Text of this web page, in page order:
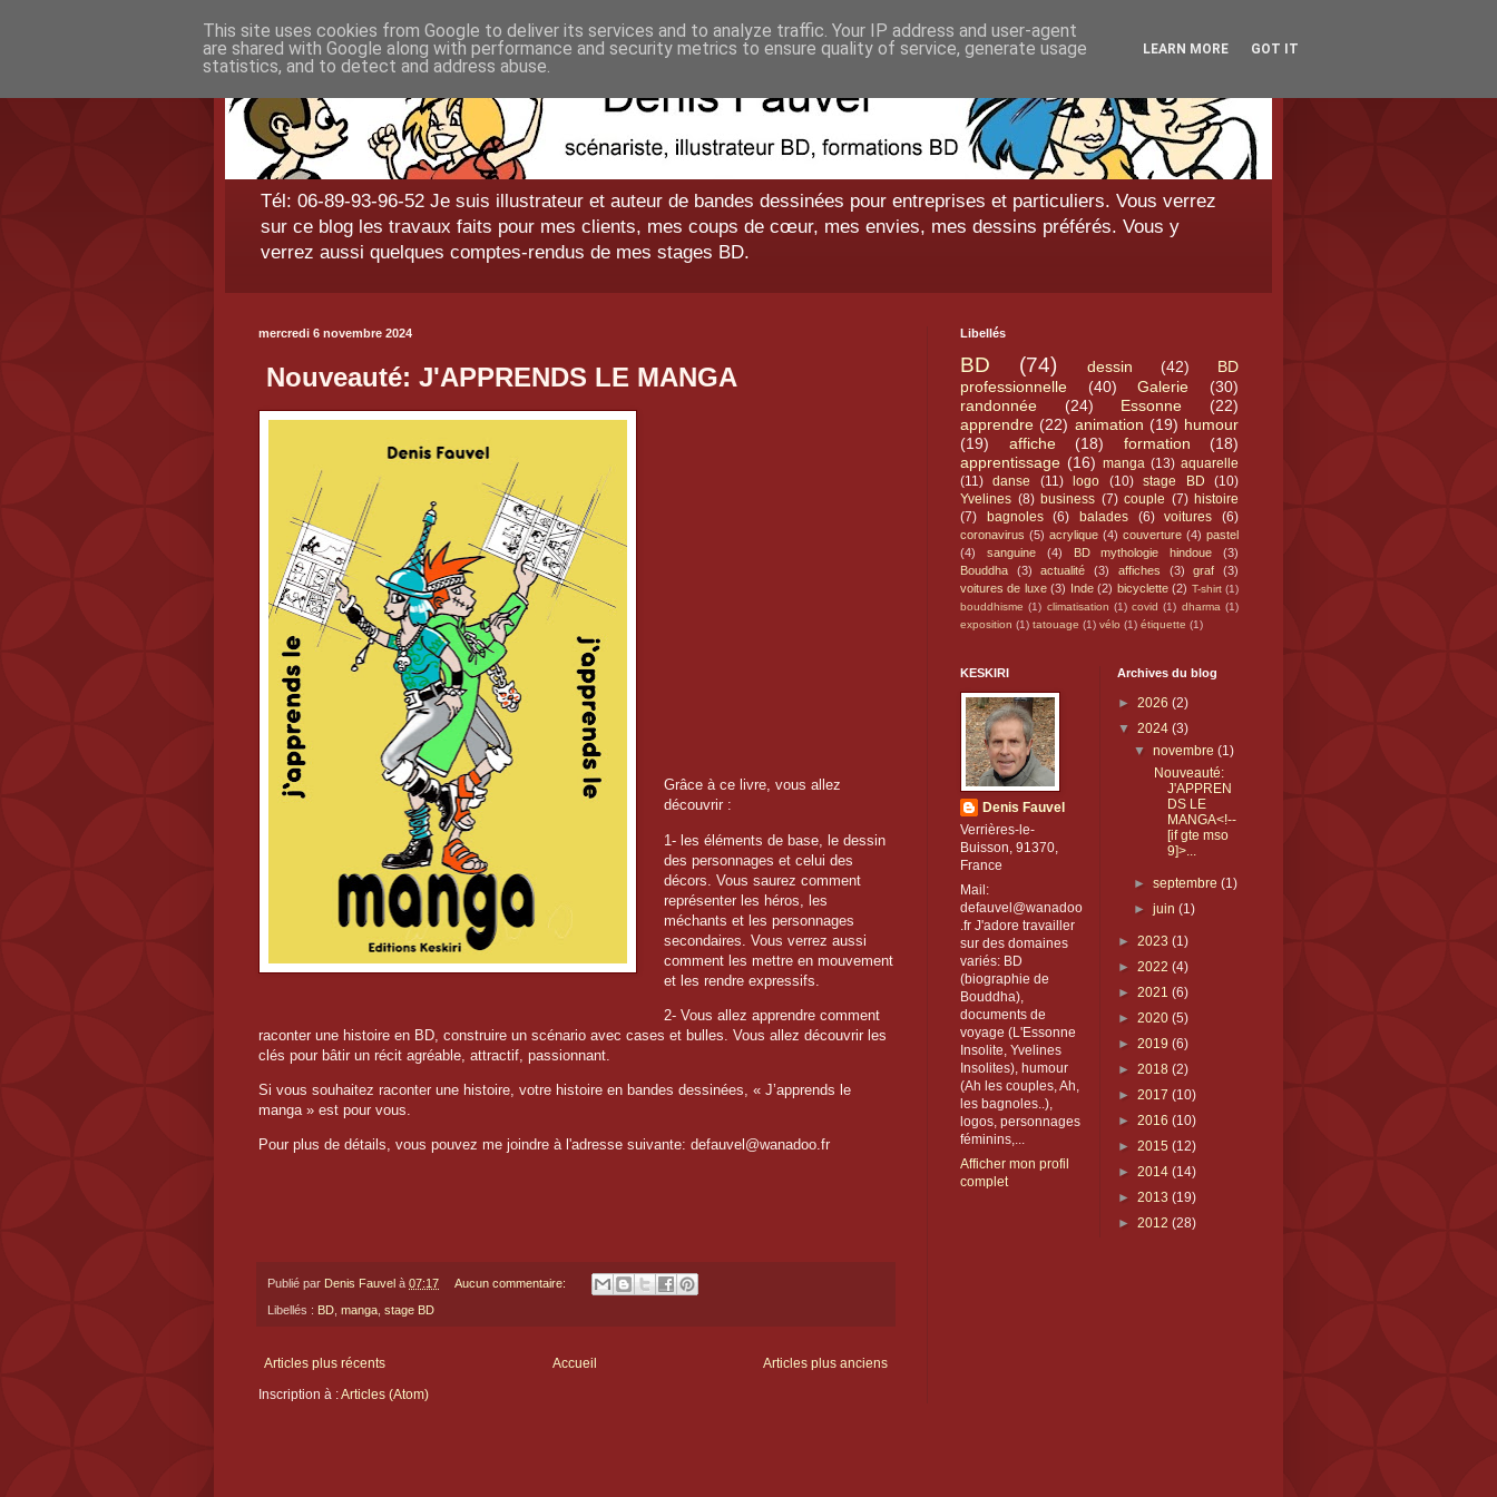
Tél: 06-89-93-96-52 Je suis illustrateur et auteur de bandes dessinées pour entreprises et particuliers. Vous verrez
sur ce blog les travaux faits pour mes clients, mes coups de cœur, mes envies, mes dessins préférés. Vous y
verrez aussi quelques comptes-rendus de mes stages BD.
mercredi 6 novembre 2024
Nouveauté: J'APPRENDS LE MANGA
Grâce à ce livre, vous allez
découvrir :
1- les éléments de base, le dessin
des personnages et celui des
décors. Vous saurez comment
représenter les héros, les
méchants et les personnages
secondaires. Vous verrez aussi
comment les mettre en mouvement
et les rendre expressifs.
2- Vous allez apprendre comment
raconter une histoire en BD, construire un scénario avec cases et bulles. Vous allez découvrir les
clés pour bâtir un récit agréable, attractif, passionnant.
Si vous souhaitez raconter une histoire, votre histoire en bandes dessinées, « J’apprends le
manga » est pour vous.
Pour plus de détails, vous pouvez me joindre à l'adresse suivante: defauvel@wanadoo.fr
Publié par Denis Fauvel à 07:17 Aucun commentaire:
Libellés : BD manga stage BD
Articles plus récents Articles plus anciens
Accueil
Inscription à :Articles (Atom)
Libellés
BD (74) dessin (42)
BD
professionnelle
(40) Galerie
(30)
randonnée
(24) Essonne
(22)
apprendre (22) animation (19) humour
(19)
affiche (18) formation
(18)
apprentissage (16) manga (13) aquarelle
(11)
danse (11) logo (10) stage BD
(10)
Yvelines (8) business (7) couple (7) histoire
(7)
bagnoles (6) balades (6) voitures (6)
coronavirus (5) acrylique (4) couverture (4) pastel
(4)
sanguine (4) BD mythologie hindoue
(3)
Bouddha
(3) actualité (3) affiches (3) graf
(3)
voitures de luxe (3) Inde (2) bicyclette (2) T-shirt (1)
bouddhisme (1) climatisation (1) covid (1) dharma (1)
exposition (1) tatouage (1) vélo (1) étiquette (1)
KESKIRI
Denis Fauvel
Verrières-le-
Buisson, 91370,
France
Mail:
defauvel@wanadoo
.fr J'adore travailler
sur des domaines
variés: BD
(biographie de
Bouddha),
documents de
voyage (L'Essonne
Insolite, Yvelines
Insolites), humour
(Ah les couples, Ah,
les bagnoles..),
logos, personnages
féminins,...
Afficher mon profil
complet
Archives du blog
► 2026 (2)
▼ 2024 (3)
▼novembre(1)
Nouveauté:
J'APPREN
DS LE
MANGA<!--
[if gte mso
9]>...
►septembre(1)
►juin(1)
► 2023 (1)
► 2022 (4)
► 2021 (6)
► 2020 (5)
► 2019 (6)
► 2018 (2)
► 2017 (10)
► 2016 (10)
► 2015 (12)
► 2014 (14)
► 2013 (19)
► 2012 (28)
This site uses cookies from Google to deliver its services and to analyze traffic. Your IP address and user-agent
are shared with Google along with performance and security metrics to ensure quality of service, generate usage
statistics, and to detect and address abuse.
LEARN MORE GOT IT